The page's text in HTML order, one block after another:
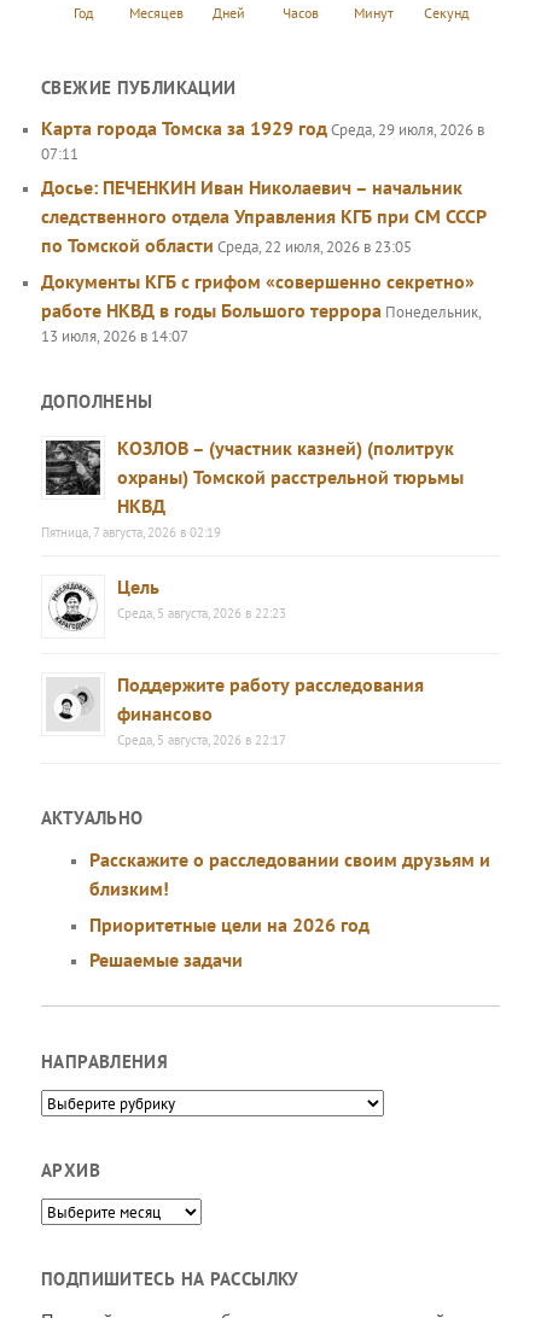
Год Месяцев Дней Часов Минут Секунд
СВЕЖИЕ ПУБЛИКАЦИИ
Карта города Томска за 1929 годСреда, 29 июля, 2026 в
07:11
Досье: ПЕЧЕНКИН Иван Николаевич – начальник
следственного отдела Управления КГБ при СМ СССР
по Томской области Среда, 22 июля, 2026 в 23:05
Документы КГБ с грифом «совершенно секретно»
работе НКВД в годы Большого террора Понедельник,
13 июля, 2026 в 14:07
ДОПОЛНЕНЫ
КОЗЛОВ – (участник казней) (политрук
охраны) Томской расстрельной тюрьмы
НКВД
Пятница, 7 августа, 2026 в 02:19
Цель
Среда, 5 августа, 2026 в 22:23
Поддержите работу расследования
финансово
Среда, 5 августа, 2026 в 22:17
АКТУАЛЬНО
Расскажите о расследовании своим друзьям и
близким!
Приоритетные цели на 2026 год
Решаемые задачи
НАПРАВЛЕНИЯ
Направления
АРХИВ
Архив
ПОДПИШИТЕСЬ НА РАССЫЛКУ